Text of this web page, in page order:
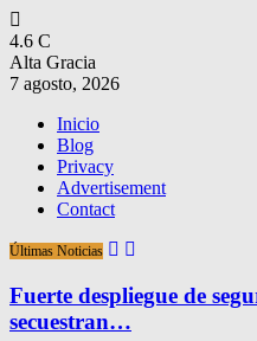
4.6 C
Alta Gracia
7 agosto, 2026
Inicio
Blog
Privacy
Advertisement
Contact
Últimas Noticias
Fuerte despliegue de
secuestran…